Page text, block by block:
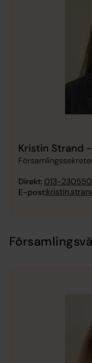
Kristin Strand
Direkt: 013-230550
E-post: